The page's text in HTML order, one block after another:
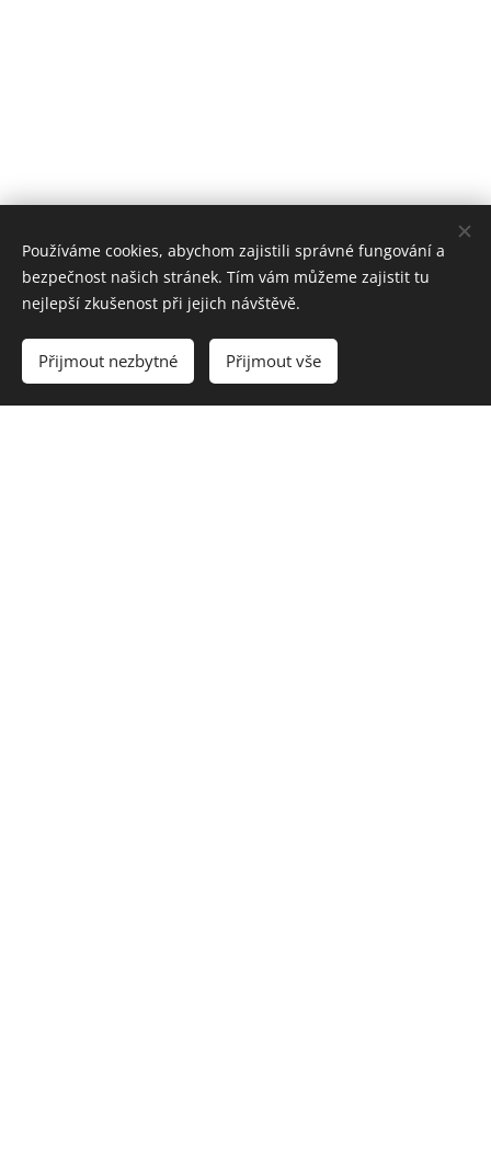
Vyprodáno
Používáme cookies, abychom zajistili správné fungování a
bezpečnost našich stránek. Tím vám můžeme zajistit tu
nejlepší zkušenost při jejich návštěvě.
Přijmout nezbytné Přijmout vše